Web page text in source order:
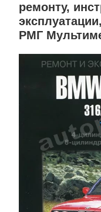
ремонту,
РМГ